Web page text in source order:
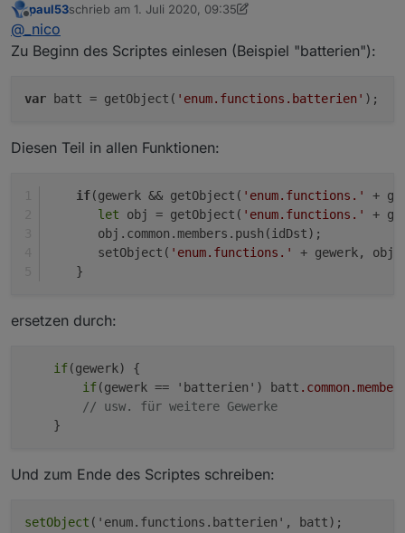
"batterien" verwendet wird ?
Aktuell ja, weil ich ja noch im Umbau stecke. Kommt aber
Offline
paul53schrieb am 1. Juli 2020, 09:35
zuletzt editiert von paul537. Jan. 2020, 11:36
@ _nico
Zu Beginn des Scriptes einlesen (Beispiel "batterien"):
var batt = getObject( 'enum.functions.batterien'
Diesen Teil in allen Funktionen:
if(gewerk && getObject( 'enum.functions.'
+
let obj = getObject( 'enum.functions.'
+
       obj.common.members.push(idDst);
       setObject(
'enum.functions.'
+ gewerk,
    }
ersetzen durch:
if(gewerk) {
if(gewerk == 'batterien') batt .common
// usw. für weitere Gewerke
Und zum Ende des Scriptes schreiben:
setObject